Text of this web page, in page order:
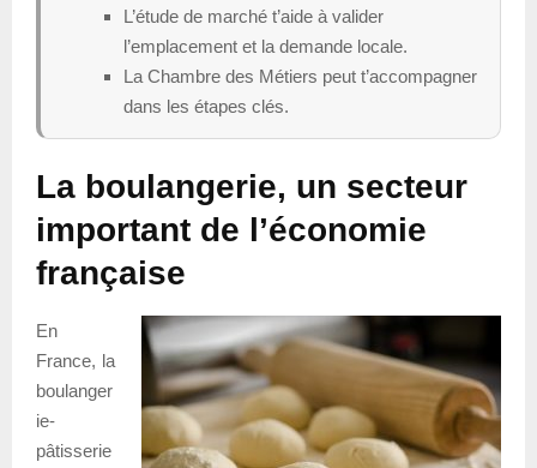
L’étude de marché t’aide à valider
l’emplacement et la demande locale.
La Chambre des Métiers peut t’accompagner
dans les étapes clés.
La boulangerie, un secteur
important de l’économie
française
En
France, la
boulanger
ie-
pâtisserie